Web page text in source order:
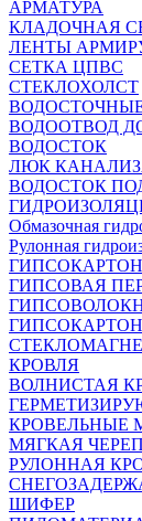
АРМАТУРА
КЛАДОЧНАЯ
ЛЕНТЫ
СЕТКА ЦПВС
СТЕКЛОХОЛСТ
ВОДООТВОД
ВОДОСТОК
ЛЮК
ВОДОСТОК
Обмазочная
Рулонная
ГИПСОКАРТОН
ГИПСОВАЯ
ГИПСОКАРТОН
КРОВЛЯ
ВОЛНИСТАЯ
КРОВЕЛЬНЫЕ
МЯГКАЯ
РУЛОННАЯ
ШИФЕР